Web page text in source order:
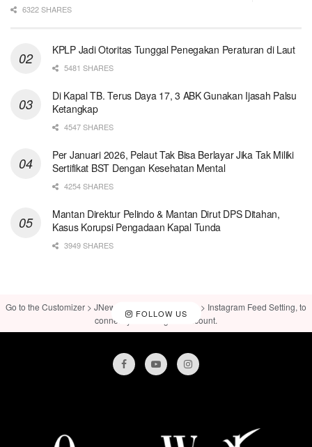
6322 SHARES
KPLP Jadi Otoritas Tunggal Penegakan Peraturan di Laut
5481 SHARES
Di Kapal TB. Terus Daya 17, 3 ABK Gunakan Ijasah Palsu
Ketangkap
4547 SHARES
Per Januari 2026, Pelaut Tak Bisa Berlayar Jika Tak Miliki
Sertifikat BST Dengan Kesehatan Mental
4254 SHARES
Mantan Direktur Pelindo & Mantan Dirut DPS Ditahan,
Kasus Korupsi Pengadaan Kapal Tunda
3949 SHARES
FOLLOW US
Go to the Customizer > JNews : Social, Like & View > Instagram Feed Setting, to
connect your Instagram account.